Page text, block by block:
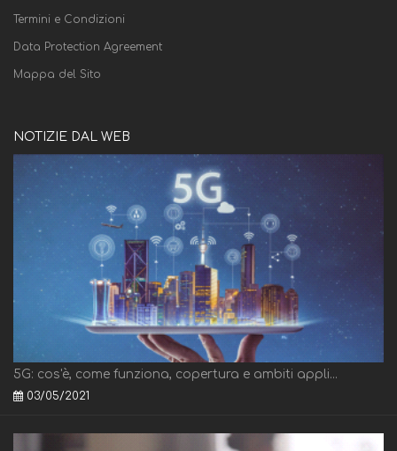
Termini e Condizioni
Data Protection Agreement
Mappa del Sito
NOTIZIE DAL WEB
5G: cos'è, come funziona, copertura e ambiti appli...
03/05/2021